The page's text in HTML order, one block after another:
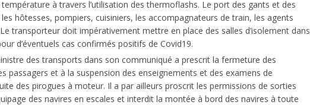
à travers l’utilisation des thermoflashs. Le port des gants et des
hôtesses, pompiers, cuisiniers, les accompagnateurs de train, les agents
transporteur doit impérativement mettre en place des salles d’isolement dans
d’éventuels cas confirmés positifs de Covid19.
des transports dans son communiqué a prescrit la fermeture des
passagers et à la suspension des enseignements et des examens de
des pirogues à moteur. Il a par ailleurs proscrit les permissions de sorties
des navires en escales et interdit la montée à bord des navires à toute